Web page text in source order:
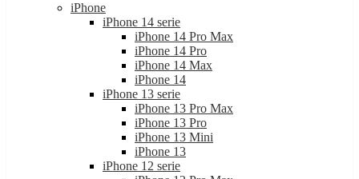
iPhone
iPhone 14 serie
iPhone 14 Pro Max
iPhone 14 Pro
iPhone 14 Max
iPhone 14
iPhone 13 serie
iPhone 13 Pro Max
iPhone 13 Pro
iPhone 13 Mini
iPhone 13
iPhone 12 serie